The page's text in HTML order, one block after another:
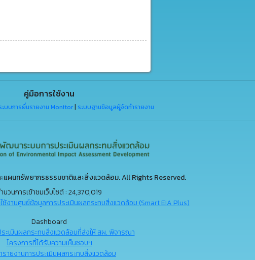
คู่มือการใช้งาน
ะบบการยื่นรายงาน Monitor ระบบฐานข้อมูลผู้จัดทำรายงาน
ผนทรัพยากรธรรมชาติและสิ่งแวดล้อม. All Rights Reserved.
นวนการเข้าชมเว็บไซต์ : 24,370,019
งานศูนย์ข้อมูลการประเมินผลกระทบสิ่งแวดล้อม (Smart EIA Plus)
Dashboard
ะเมินผลกระทบสิ่งแวดล้อมที่ส่งให้ สผ. พิจารณา
โครงการที่ได้รับความเห็นชอบฯ
ายงานการประเมินผลกระทบสิ่งแวดล้อม